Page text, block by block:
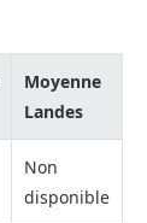
Moyenne
Landes
Non
disponible